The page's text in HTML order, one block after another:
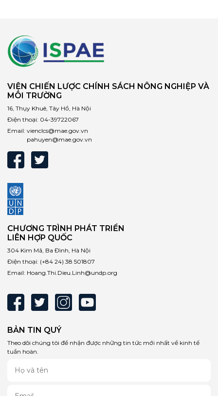
VIỆN CHIẾN LƯỢC CHÍNH SÁCH NÔNG NGHIỆP VÀ
MÔI TRƯỜNG
16, Thụy Khuê, Tây Hồ, Hà Nội
Điện thoại: 04-39722067
Email: vienclcs@mae.gov.vn
pahuyen@mae.gov.vn
CHƯƠNG TRÌNH PHÁT TRIỂN
LIÊN HỢP QUỐC
304 Kim Mã, Ba Đình, Hà Nội
Điện thoại: (+84 24) 38 501807
Email: Hoang.Thi.Dieu.Linh@undp.org
BẢN TIN QUÝ
Theo dõi chúng tôi để nhận được những tin tức mới nhất về kinh tế
tuần hoàn.